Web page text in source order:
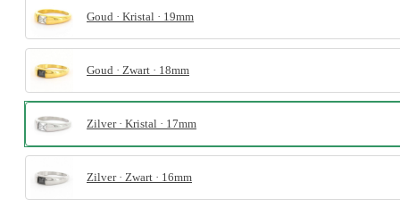
Goud · Kristal · 19mm
Goud · Zwart · 18mm
Zilver · Kristal · 17mm
Zilver · Zwart · 16mm